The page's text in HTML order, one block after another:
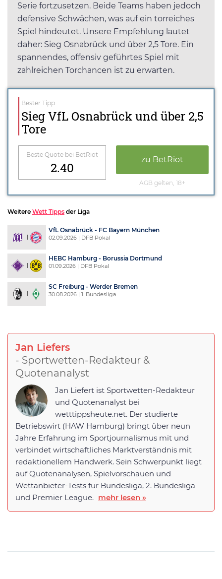
Serie fortzusetzen. Beide Teams haben jedoch
defensive Schwächen, was auf ein torreiches
Spiel hindeutet. Unsere Empfehlung lautet
daher: Sieg Osnabrück und über 2,5 Tore. Ein
spannendes, offensiv geführtes Spiel mit
zahlreichen Torchancen ist zu erwarten.
Bester Tipp
Sieg VfL Osnabrück und über 2,5
Tore
Beste Quote bei BetRiot
2.40
zu BetRiot
AGB gelten, 18+
Weitere Wett Tipps der Liga
VfL Osnabrück - FC Bayern München
02.09.2026 | DFB Pokal
HEBC Hamburg - Borussia Dortmund
01.09.2026 | DFB Pokal
SC Freiburg - Werder Bremen
30.08.2026 | 1. Bundesliga
Jan Liefers
- Sportwetten-Redakteur &
Quotenanalyst
Jan Liefert ist Sportwetten-Redakteur
und Quotenanalyst bei
wetttippsheute.net. Der studierte
Betriebswirt (HAW Hamburg) bringt über neun
Jahre Erfahrung im Sportjournalismus mit und
verbindet wirtschaftliches Marktverständnis mit
redaktionellem Handwerk. Sein Schwerpunkt liegt
auf Quotenanalysen, Spielvorschauen und
Wettanbieter-Tests für Bundesliga, 2. Bundesliga
und Premier League. mehr lesen »